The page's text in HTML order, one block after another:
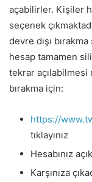
açabilirler. Kişiler
seçenek
devre dışı
hesap tamamen
tekrar açılabilmesi
bırakma için:
https://
tıklayınız
Hesabınız
Karşınıza